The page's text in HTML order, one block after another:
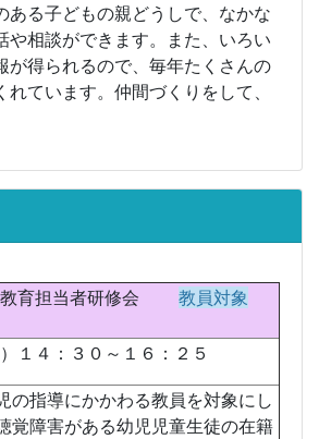
ある子どもの親どうしで、なかな
や相談ができます。また、いろい
が得られるので、毎年たくさんの
ています。仲間づくりをして、
教育担当者研修会 教員対象
１４：３０～１６：２５
の指導にかかわる教員を対象にし
覚障害がある幼児児童生徒の在籍